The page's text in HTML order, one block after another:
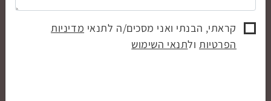
קראתי, הבנתי ואני מסכים/ה לתנאי מדיניות
הפרטיותולתנאי השימוש